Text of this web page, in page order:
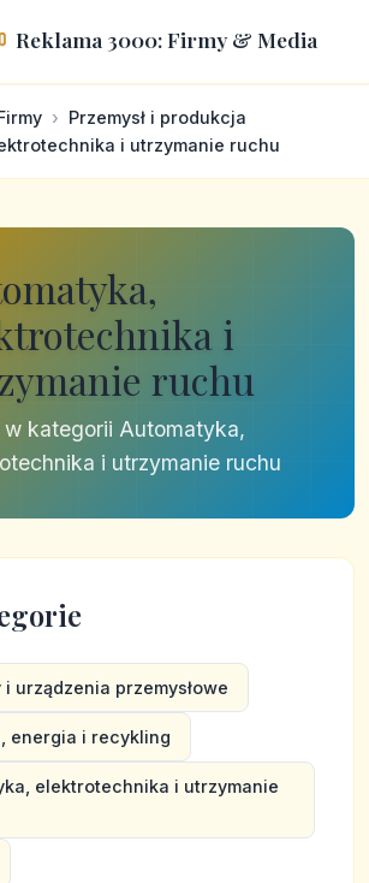
Reklama 3000: Firmy & Media
Przemysł i produkcja
i utrzymanie ruchu
i
ruchu
w kategorii Automatyka,
i utrzymanie ruchu
i urządzenia przemysłowe
energia i recykling
elektrotechnika i utrzymanie